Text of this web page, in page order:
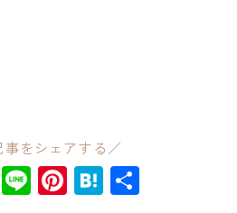
事をシェアする／
X LinePinterest
Hatena